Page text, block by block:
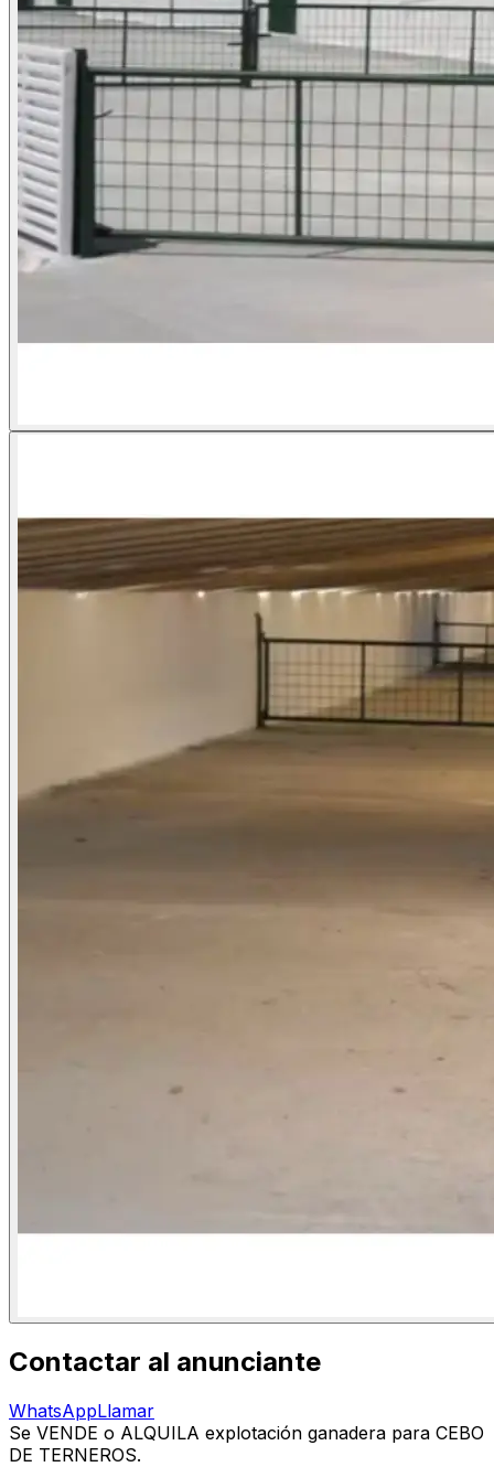
Contactar al anunciante
WhatsAppLlamar
Se VENDE o ALQUILA explotación ganadera para CEBO
DE TERNEROS.